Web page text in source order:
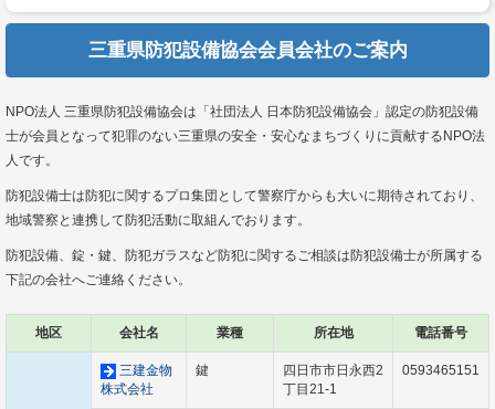
三重県防犯設備協会会員会社のご案内
NPO法人 三重県防犯設備協会は「社団法人 日本防犯設備協会」認定の防犯設備
士が会員となって犯罪のない三重県の安全・安心なまちづくりに貢献するNPO法
人です。
防犯設備士は防犯に関するプロ集団として警察庁からも大いに期待されており、
地域警察と連携して防犯活動に取組んでおります。
防犯設備、錠・鍵、防犯ガラスなど防犯に関するご相談は防犯設備士が所属する
下記の会社へご連絡ください。
地区 会社名 業種 所在地 電話番号
三建金物
株式会社
鍵
四日市市日永西2
丁目21-1
0593465151